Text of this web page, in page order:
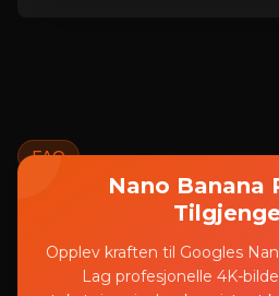
FAQ
Ofte stilte
Watermark
Nano Banana
Opplev kraften til Googles
Lag profesjonelle 4K-